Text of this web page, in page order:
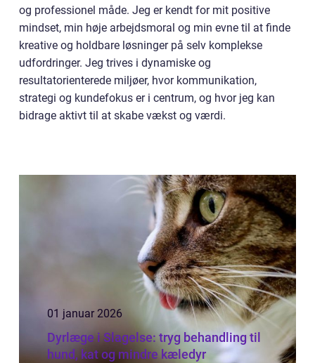
og professionel måde. Jeg er kendt for mit positive
mindset, min høje arbejdsmoral og min evne til at finde
kreative og holdbare løsninger på selv komplekse
udfordringer. Jeg trives i dynamiske og
resultatorienterede miljøer, hvor kommunikation,
strategi og kundefokus er i centrum, og hvor jeg kan
bidrage aktivt til at skabe vækst og værdi.
01 januar 2026
Dyrlæge i Slagelse: tryg behandling til
hund, kat og mindre kæledyr